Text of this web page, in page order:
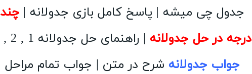
جدول چی میشه | پاسخ کامل بازی جدولانه | چند
درجه در حل جدولانه | راهنمای حل جدولانه 1 , 2 , 3
جواب جدولانه شرح در متن | جواب تمام مراحل